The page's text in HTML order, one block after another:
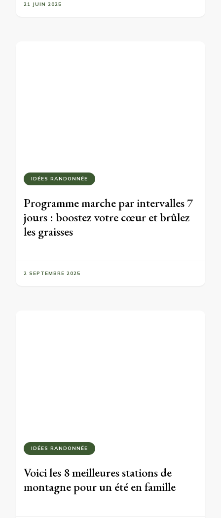
21 JUIN 2025
IDÉES RANDONNÉE
Programme marche par intervalles 7
jours : boostez votre cœur et brûlez
les graisses
2 SEPTEMBRE 2025
IDÉES RANDONNÉE
Voici les 8 meilleures stations de
montagne pour un été en famille